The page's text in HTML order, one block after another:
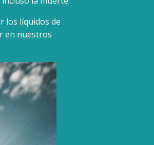
los líquidos de
en nuestros